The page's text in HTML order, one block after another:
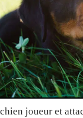
joueur et